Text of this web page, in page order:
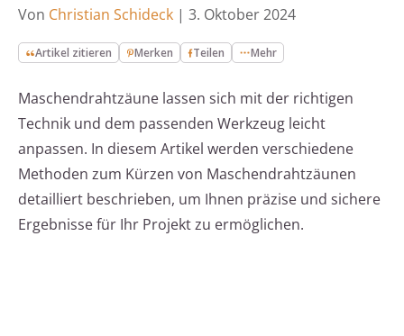
Von Christian Schideck | 3. Oktober 2024
Artikel zitieren Merken Teilen Mehr
Maschendrahtzäune lassen sich mit der richtigen
Technik und dem passenden Werkzeug leicht
anpassen. In diesem Artikel werden verschiedene
Methoden zum Kürzen von Maschendrahtzäunen
detailliert beschrieben, um Ihnen präzise und sichere
Ergebnisse für Ihr Projekt zu ermöglichen.